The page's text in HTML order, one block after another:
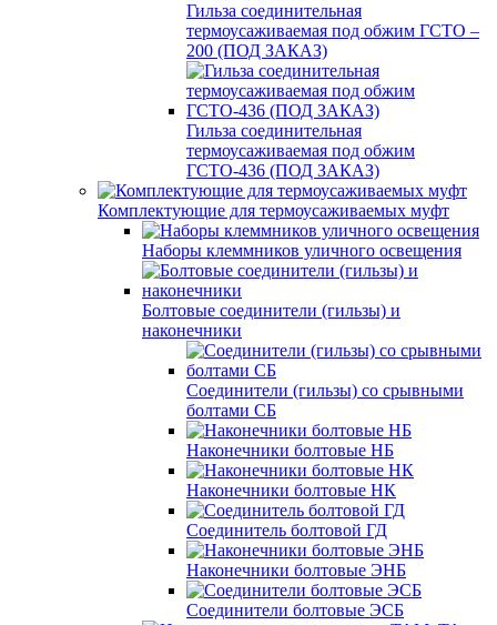
Гильза соединительная
термоусаживаемая под обжим ГСТО –
200 (ПОД ЗАКАЗ)
Гильза соединительная
термоусаживаемая под обжим
ГСТО-436 (ПОД ЗАКАЗ)
Комплектующие для термоусаживаемых муфт
Наборы клеммников уличного освещения
Болтовые соединители (гильзы) и
наконечники
Соединители (гильзы) со срывными
болтами СБ
Наконечники болтовые НБ
Наконечники болтовые НК
Соединитель болтовой ГД
Наконечники болтовые ЭНБ
Соединители болтовые ЭСБ